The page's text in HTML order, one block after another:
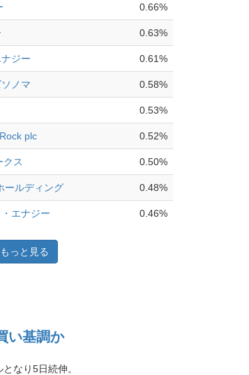
0.66%
0.63%
ジー 0.61%
ノマ 0.58%
0.53%
plc 0.52%
クス 0.50%
ールディング 0.48%
エナジー 0.46%
もっと見る
い基調か
なり5日続伸。